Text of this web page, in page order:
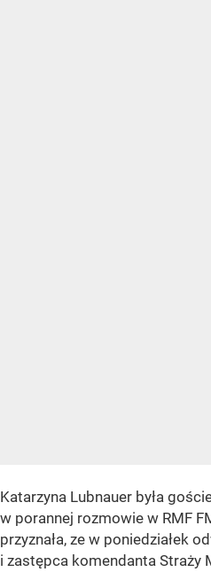
Katarzyna Lubnauer była
w porannej rozmowie w RMF
przyznała, ze w poniedziałek
i zastępca komendanta Straży